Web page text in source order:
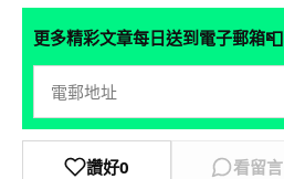
更多精彩文章每日送到電子郵箱📮
讚好0 看留言